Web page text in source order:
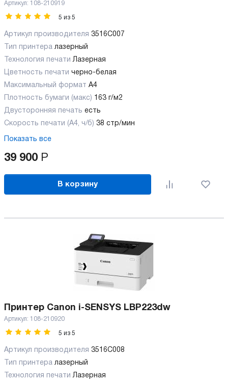
Артикул: 108-210919
5 из 5
Артикул производителя 3516C007
Тип принтера лазерный
Технология печати Лазерная
Цветность печати черно-белая
Максимальный формат А4
Плотность бумаги (макс) 163 г/м2
Двусторонняя печать есть
Скорость печати (А4, ч/б) 38 стр/мин
Показать все
39 900 Р
В корзину
Принтер Canon i-SENSYS LBP223dw
Артикул: 108-210920
5 из 5
Артикул производителя 3516C008
Тип принтера лазерный
Технология печати Лазерная